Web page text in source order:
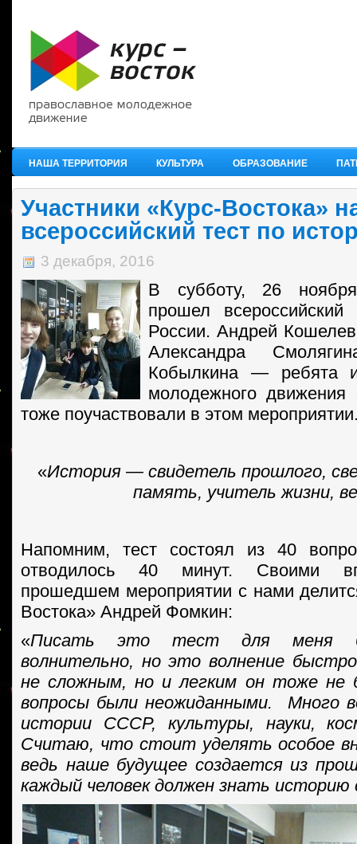
НАША ТЕРРИТОРИЯ КУЛЬТУРА ОБРАЗОВАНИЕ
Участники «Курс-Востока»
всероссийский тест по
3 декабря, 2016
В субботу, 26
прошел
России. Андрей
Александра
Кобылкина — ребята
молодежного
тоже поучаствовали в этом
«История — свидетель прошлого,
память, учитель жизни,
Напомним, тест состоял из 40
отводилось 40 минут. Своими
прошедшем мероприятии с нами
Востока» Андрей Фомкин:
«Писать это тест для меня
волнительно, но это волнение
не сложным, но и легким он тоже
вопросы были неожиданными. Много
истории СССР, культуры, науки,
Считаю, что стоит уделять особое
ведь наше будущее создается из
каждый человек должен знать историю